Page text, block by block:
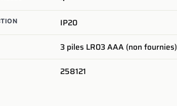
IP20
3 piles LR03 AAA (non fournies)
258121